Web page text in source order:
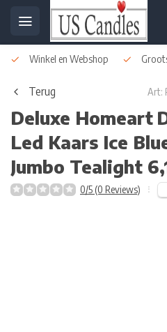
Winkel en Webshop
Terug Art:
Deluxe Homeart
Led Kaars Ice
Jumbo Tealight
0/5 (0 Reviews)